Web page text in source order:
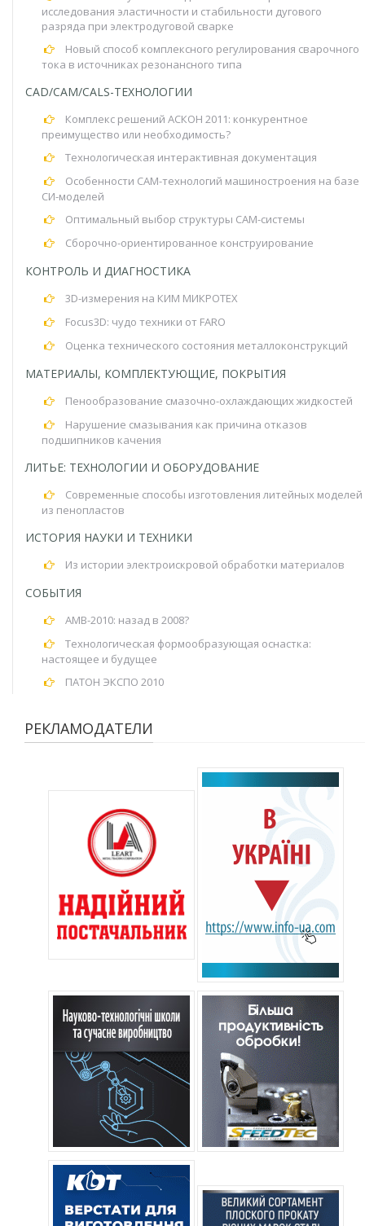
исследования эластичности и стабильности дугового
разряда при электродуговой сварке
Новый способ комплексного регулирования сварочного
тока в источниках резонансного типа
CAD/CAM/CALS-ТЕХНОЛОГИИ
Комплекс решений АСКОН 2011: конкурентное
преимущество или необходимость?
Технологическая интерактивная документация
Особенности CAM-технологий машиностроения на базе
СИ-моделей
Оптимальный выбор структуры САМ-системы
Сборочно-ориентированное конструирование
КОНТРОЛЬ И ДИАГНОСТИКА
3D-измерения на КИМ МИКРОТЕХ
Focus3D: чудо техники от FARO
Оценка технического состояния металлоконструкций
МАТЕРИАЛЫ, КОМПЛЕКТУЮЩИЕ, ПОКРЫТИЯ
Пенообразование смазочно-охлаждающих жидкостей
Нарушение смазывания как причина отказов
подшипников качения
ЛИТЬЕ: ТЕХНОЛОГИИ И ОБОРУДОВАНИЕ
Современные способы изготовления литейных моделей
из пенопластов
ИСТОРИЯ НАУКИ И ТЕХНИКИ
Из истории электроискровой обработки материалов
СОБЫТИЯ
АМВ-2010: назад в 2008?
Технологическая формообразующая оснастка:
настоящее и будущее
ПАТОН ЭКСПО 2010
РЕКЛАМОДАТЕЛИ